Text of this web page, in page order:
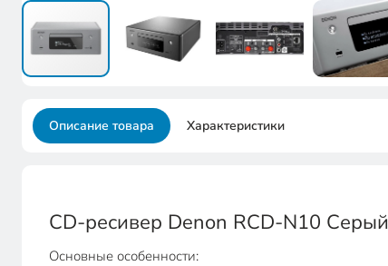
Описание товара Характеристики
CD-ресивер Denon RCD-N10 Серый
Основные особенности: